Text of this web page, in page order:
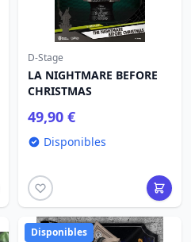
D-Stage
LA NIGHTMARE BEFORE
CHRISTMAS
49,90 €
Disponibles
Disponibles